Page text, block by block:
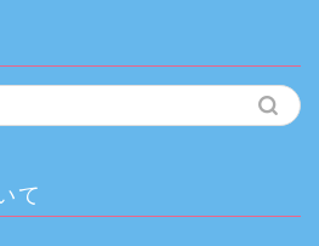
て